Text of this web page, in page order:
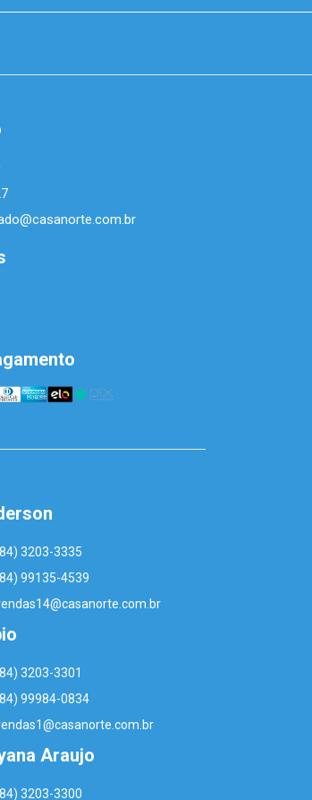
3203-3335
99135-4539
3203-3301
99984-0834
Araujo
3203-3300